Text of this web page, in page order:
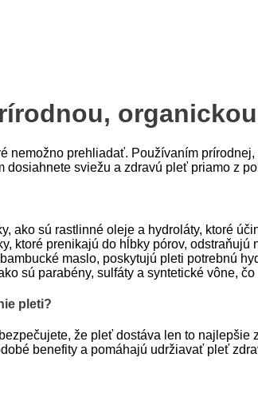
prehliadať. Používaním
sviežu a zdravú pleť priamo z
ako sú rastlinné oleje a hydroláty, ktoré
ktoré prenikajú do hĺbky pórov,
maslo, poskytujú pleti potrebnú
sú parabény, sulfáty a syntetické vône,
pleti?
že pleť dostáva len to najlepšie
benefity a pomáhajú udržiavať pleť